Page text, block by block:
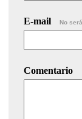
E-mail No
Comentario